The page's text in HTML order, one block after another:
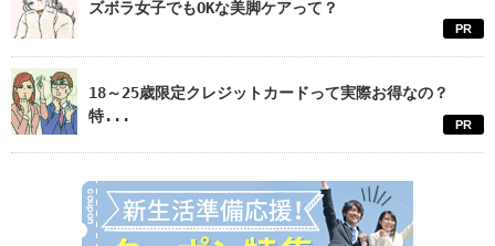
ズボラ女子でもOKな美脚ケアって？
PR
18～25歳限定クレジットカードって実際お得なの？
特...
PR